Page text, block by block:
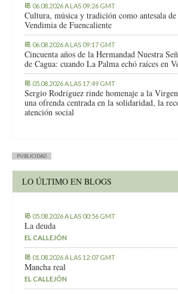
06.08.2026 A LAS 09:26 GMT
Cultura, música y tradición como antesala
Vendimia de Fuencaliente
06.08.2026 A LAS 09:17 GMT
Cincuenta años de la Hermandad Nuestra
de Cagua: cuando La Palma echó raíces en
05.08.2026 A LAS 17:49 GMT
Sergio Rodríguez rinde homenaje a la
una ofrenda centrada en la solidaridad, la
atención social
PUBLICIDAD
LO ÚLTIMO EN BLOGS
05.08.2026 A LAS 00:56 GMT
La deuda
EL CALLEJÓN
01.08.2026 A LAS 12:07 GMT
Mancha real
EL CALLEJÓN